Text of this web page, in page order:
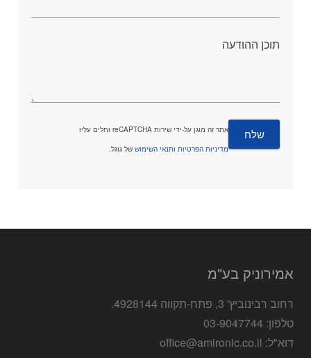
תוכן ההודעה
אתר זה מוגן על-ידי שירות reCAPTCHA וחלים עליו
מדיניות הפרטיות ותנאי השימוש של גוגל.
אמירוניק בע"מ
רחוב רבינוביץ' 3, פתח-תקווה 4928144.
טלפון: 03-9047744
דוא"ל: office@amironic.co.il